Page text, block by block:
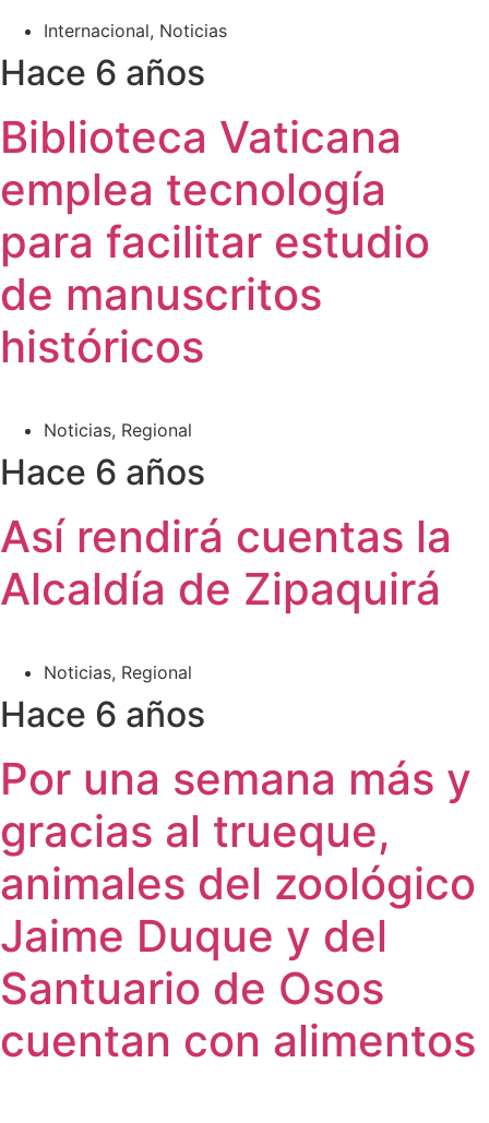
Internacional, Noticias
Hace 6 años
Biblioteca Vaticana
emplea tecnología
para facilitar estudio
de manuscritos
históricos
Noticias, Regional
Hace 6 años
Así rendirá cuentas la
Alcaldía de Zipaquirá
Noticias, Regional
Hace 6 años
Por una semana más y
gracias al trueque,
animales del zoológico
Jaime Duque y del
Santuario de Osos
cuentan con alimentos